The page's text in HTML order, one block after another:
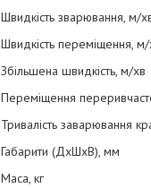
Швидкість зварювання, м/
Швидкість переміщення, м/
Збільшена швидкість, м/хв
Переміщення
Тривалість заварювання
Габарити (ДхШхВ), мм
Маса, кг